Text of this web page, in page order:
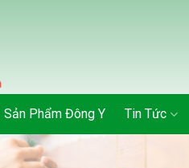
Sản Phẩm Đông Y Tin Tức